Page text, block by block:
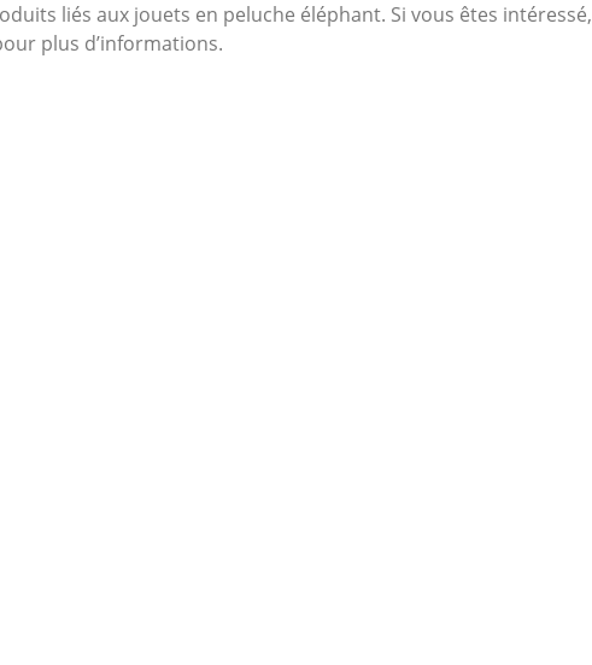
liés aux jouets en peluche éléphant. Si vous êtes intéressé,
plus d’informations.